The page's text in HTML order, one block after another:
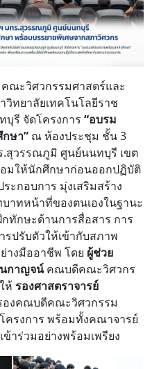
ณะวิศวกรรมศาสตร์และ
ทยาลัยเทคโนโลยีราช
รี จัดโครงการ “อบรม
ษา” ณ ห้องประชุม ชั้น 3
.สุวรรณภูมิ ศูนย์นนทบุรี เขต
อมให้นักศึกษาก่อนออกปฏิบัติ
ะกอบการ มุ่งเสริมสร้าง
าทหน้าที่ของตนเองในฐานะ
ทักษะด้านการสื่อสาร การ
ปรับตัวให้เข้ากับสภาพ
างมืออาชีพ โดย ผู้ช่วย
กาญจน์คณบดีคณะวิศวกร
ห้ รองศาสตราจารย์
องคณบดีคณะวิศวกรรม
ครงการ พร้อมทั้งคณาจารย์
าร่วมอย่างพร้อมเพรียง